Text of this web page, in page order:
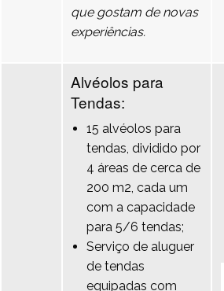
que gostam de novas
experiências.
Alvéolos para
Tendas:
15 alvéolos para
tendas, dividido por
4 áreas de cerca de
200 m2, cada um
com a capacidade
para 5/6 tendas;
Serviço de aluguer
de tendas
equipadas com